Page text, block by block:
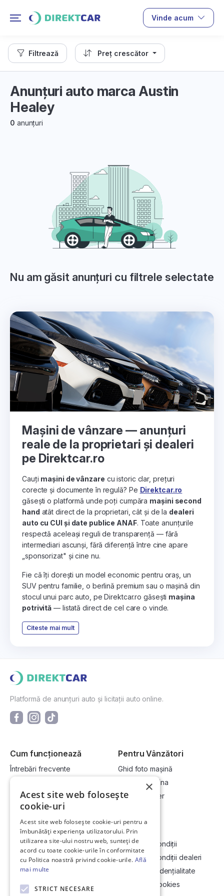
Vinde acum
Filtrează Preț crescător
Anunțuri auto marca Austin
Healey
0 anunțuri
Nu am găsit anunțuri cu filtrele selectate
Mașini de vânzare — anunțuri
reale de la proprietari și dealeri
pe Direktcar.ro
Cauți mașini de vânzare cu istoric clar, prețuri
corecte și documente în regulă? Pe Direktcar.ro
găsești o platformă unde poți cumpăra mașini second
hand atât direct de la proprietari, cât și de la dealeri
auto cu CUI și date publice ANAF. Toate anunțurile
respectă aceleași reguli de transparență — fără
intermediari ascunși, fără diferență între cine apare
„sponsorizat" și cine nu.
Fie că îți dorești un model economic pentru oraș, un
SUV pentru familie, o berlină premium sau o mașină din
stocul unui parc auto, pe Direktcar.ro găsești mașina
potrivită — listată direct de cel care o vinde.
Citeste mai mult
Platformă de anunțuri auto și licitații auto online.
Cum funcționează
Întrebări frecvente
Cum vând la licitație?
Pentru Vânzători
Ghid foto mașină
Vinde-ți mașina
Devino dealer
Link-uri utile
Informații utile vizionare
Contact
Soluționarea Online a litigiilor
ANCP
Compania
Termeni și condiții
Termeni și condiții dealeri
Politică confidențialitate
Politica de cookies
×
Acest site web folosește
cookie-uri
Acest site web folosește cookie-uri pentru a
îmbunătăți experiența utilizatorului. Prin
utilizarea site-ului nostru web, sunteți de
acord cu toate cookie-urile în conformitate
cu Politica noastră privind cookie-urile. Află
mai multe
STRICT NECESARE